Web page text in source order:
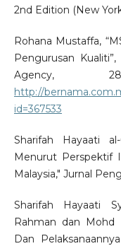
2nd Edition (New
Rohana Mustaffa,
Pengurusan
Agency,
http://
id=367533
Sharifah Hayaati
Menurut Perspektif
Malaysia," Jurnal
Sharifah Hayaati
Rahman dan Mohd
Dan